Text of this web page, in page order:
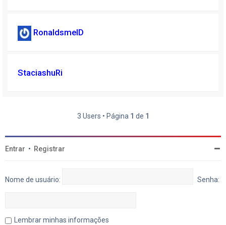
RonaldsmelD
StaciashuRi
3 Users • Página 1 de 1
Entrar • Registrar
Nome de usuário: Senha:
Lembrar minhas informações